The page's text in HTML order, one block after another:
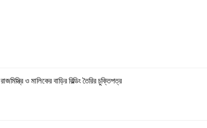
রাজমিস্ত্রি ও মালিকের বাড়ির বিল্ডিং তৈরির চুক্তিপত্র